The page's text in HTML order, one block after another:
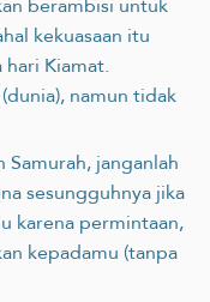
kekuasaan itu
Kiamat.
namun tidak
janganlah
sesungguhnya jika
karena permintaan,
kepadamu (tanpa